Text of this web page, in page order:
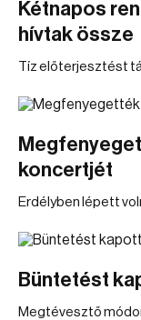
Kétnapos
hívtak össze
Tíz előterjesztést
koncertjét
Erdélyben lépett
Büntetést
Megtévesztő